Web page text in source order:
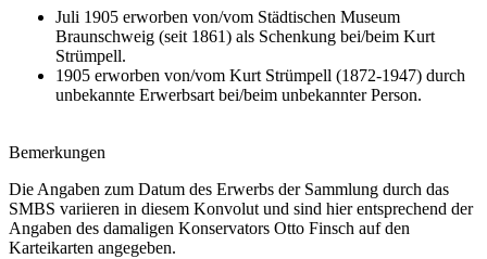
Juli 1905 erworben von/vom Städtischen Museum
Braunschweig (seit 1861) als Schenkung bei/beim Kurt
Strümpell.
1905 erworben von/vom Kurt Strümpell (1872-1947) durch
unbekannte Erwerbsart bei/beim unbekannter Person.
Bemerkungen
Die Angaben zum Datum des Erwerbs der Sammlung durch das
SMBS variieren in diesem Konvolut und sind hier entsprechend der
Angaben des damaligen Konservators Otto Finsch auf den
Karteikarten angegeben.